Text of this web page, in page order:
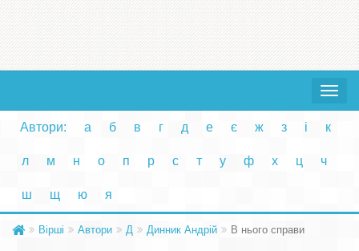
Toggle
Автори: а б в г д е є ж з і к
л м н о п р с т у ф х ц ч
ш щ ю я
Вірші Автори Д Динник Андрій В нього справи